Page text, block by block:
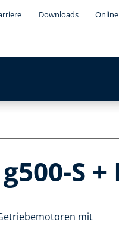
Downloads
S +
mit